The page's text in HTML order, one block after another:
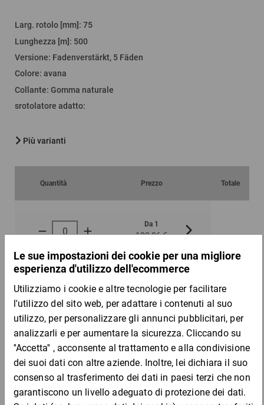
Larg. rotolo [mm] : 75
Lunghezza [m]: 500
Versione: Fadenverstärkt, 5 Fäden
Colore: avana
Collante: Gomma naturale
srotolatore adatto:
Più varianti
Quantità Prezzo Totale
Da 1
102,86 € 97,96 €
per 1 Pezzo
Campione
DESCRIZIONE DEL PRODOTTO
Completate la vostra merce da spedire in modo uniforme e
sicuro: il nastro in carta rinforzato con filo può essere riciclato
completamente insieme al cartone esterno – un’alternativa